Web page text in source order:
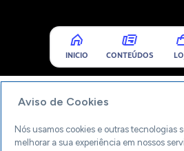
INICIO CONTEÚDOS
Aviso de Cookies
Nós usamos cookies e outras tecnologias
melhorar a sua experiência em nossos